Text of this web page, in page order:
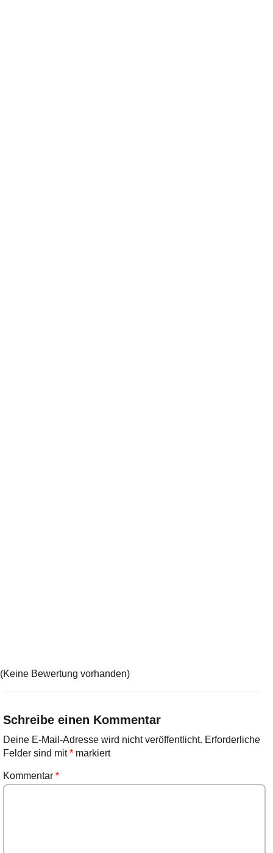
(Keine Bewertung vorhanden)
Schreibe einen Kommentar
Deine E-Mail-Adresse wird nicht veröffentlicht. Erforderliche
Felder sind mit*markiert
Kommentar *